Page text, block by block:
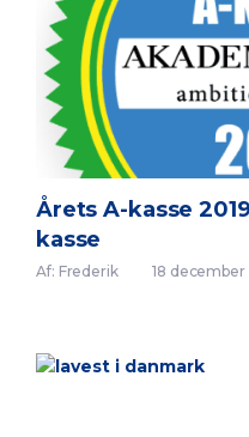
Årets A-kasse
kasse
Af: Frederik 18 december